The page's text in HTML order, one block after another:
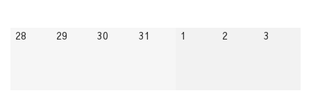
28 2026.12.28
29 2026.12.29
30 2026.12.30
31 2026.12.31
1 2027.01.01
2 2027.01.02
3